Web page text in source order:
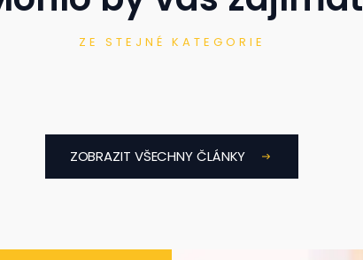
ZE STEJNÉ KATEGORIE
ZOBRAZIT VŠECHNY ČLÁNKY